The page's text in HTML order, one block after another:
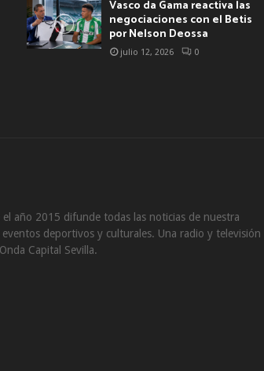
Vasco da Gama reactiva las
negociaciones con el Betis
por Nelson Deossa
julio 12, 2026 0
año 2015 difunde todas las noticias de nuestra
deportivos y culturales. Una radio y televisión
Capital Sevilla.